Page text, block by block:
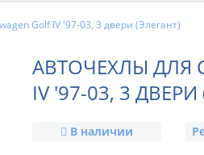
Golf IV '97-03, 3 двери (Элегант)
АВТОЧЕХЛЫ ДЛЯ
IV '97-03, 3
В наличии